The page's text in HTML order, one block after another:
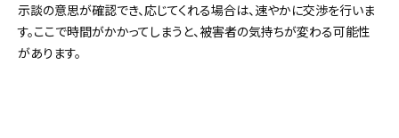
示談の意思が確認でき、応じてくれる場合は、速やかに交渉を行いま
す。ここで時間がかかってしまうと、被害者の気持ちが変わる可能性
があります。